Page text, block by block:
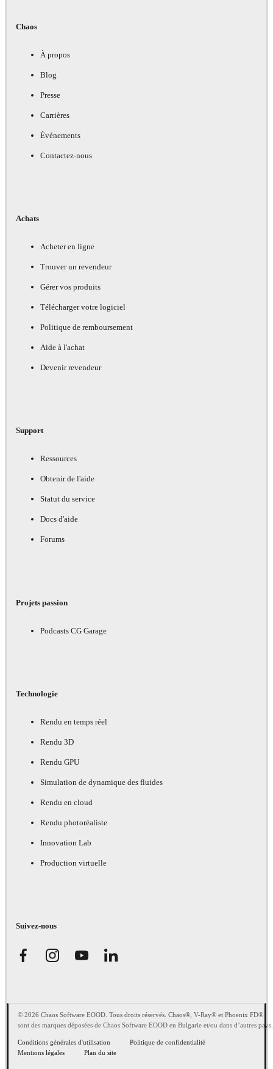
Chaos
À propos
Blog
Presse
Carrières
Événements
Contactez-nous
Achats
Acheter en ligne
Trouver un revendeur
Gérer vos produits
Télécharger votre logiciel
Politique de remboursement
Aide à l'achat
Devenir revendeur
Support
Ressources
Obtenir de l'aide
Statut du service
Docs d'aide
Forums
Projets passion
Podcasts CG Garage
Technologie
Rendu en temps réel
Rendu 3D
Rendu GPU
Simulation de dynamique des fluides
Rendu en cloud
Rendu photoréaliste
Innovation Lab
Production virtuelle
Suivez-nous
© 2026 Chaos Software EOOD. Tous droits réservés. Chaos®, V-Ray® et Phoenix FD®
sont des marques déposées de Chaos Software EOOD en Bulgarie et/ou dans d’autres pays.
Conditions générales d'utilisation
Politique de confidentialité
Mentions légales
Plan du site